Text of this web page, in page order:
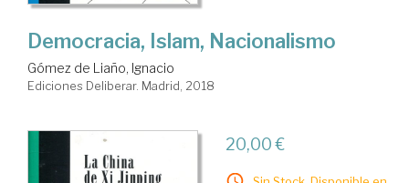
Democracia, Islam, Nacionalismo
Gómez de Liaño, Ignacio
Ediciones Deliberar. Madrid, 2018
20,00 €